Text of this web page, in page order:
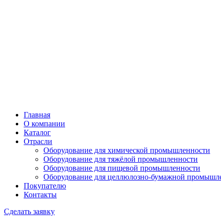
Главная
О компании
Каталог
Отрасли
Оборудование для химической промышленности
Оборудование для тяжёлой промышленности
Оборудование для пищевой промышленности
Оборудование для целлюлозно-бумажной
Покупателю
Контакты
Сделать заявку